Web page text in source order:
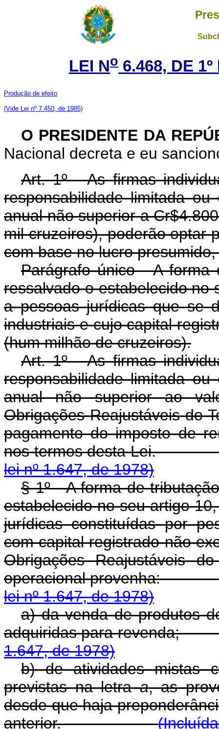
LEI No 6.468, DE
Produção de efeito
(Vide Lei nº 7.450, de 1985)
O PRESIDENTE DA
Nacional decreta e eu
Art. 1º - As firmas
responsabilidade limitada
anual não superior a
mil cruzeiros), poderão optar
com base no lucro
Parágrafo único - A
ressalvado o estabelecido no
a pessoas jurídicas que se
industriais e cujo capital
(hum milhão de cruzeiros).
Art. 1º - As firmas
responsabilidade limitada
anual não superior ao
Obrigações Reajustáveis do
pagamento do imposto de
nos termos
lei nº 1.647, de 1978)
§ 1º - A forma de
estabelecido no seu artigo
jurídicas constituídas por
com capital registrado não
Obrigações Reajustáveis
operacional
lei nº 1.647, de 1978)
a) da venda de produtos
adquiridas para
1.647, de 1978)
b) de atividades mistas
previstas na letraa, as
desde que haja
anterior.